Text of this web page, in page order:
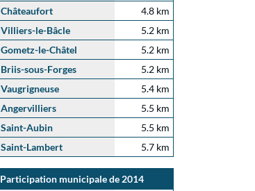
Châteaufort
4.8 km
Villiers-le-Bâcle
5.2 km
Gometz-le-Châtel
5.2 km
Briis-sous-Forges
5.2 km
Vaugrigneuse
5.4 km
Angervilliers
5.5 km
Saint-Aubin
5.5 km
Saint-Lambert
5.7 km
Participation municipale de 2014